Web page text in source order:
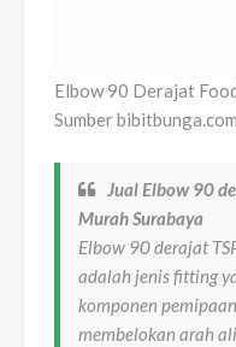
Elbow 90 Derajat
Sumber bibitbunga.com
Jual Elbow 90
Murah Surabaya
Elbow 90 derajat
adalah jenis fitting
komponen
membelokan arah